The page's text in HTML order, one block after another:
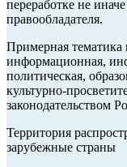
переработке не
правообладателя.
Примерная тематика
информационная,
политическая,
культурно-
законодательством
Территория
зарубежные страны